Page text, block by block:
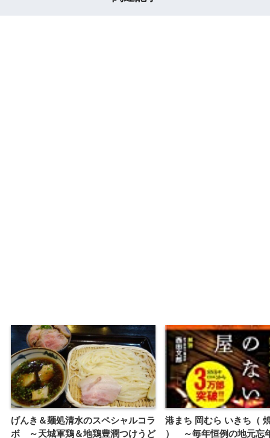
げんき＆麺処清水のスペシャルコラ
ボ ～天城軍鶏＆地鶏豊潤つけうど
港まち 岡むら いきち（
） ～毎年恒例の地元忘